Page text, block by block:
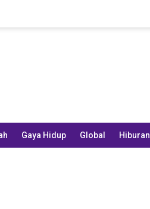
Gaya Hidup Global Hiburan